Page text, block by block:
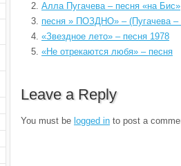
Алла Пугачева – песня «на Бис»
песня » ПОЗДНО» – (Пугачева –
«Звездное лето» – песня 1978
«Не отрекаются любя» – песня
Leave a Reply
You must be logged in to post a